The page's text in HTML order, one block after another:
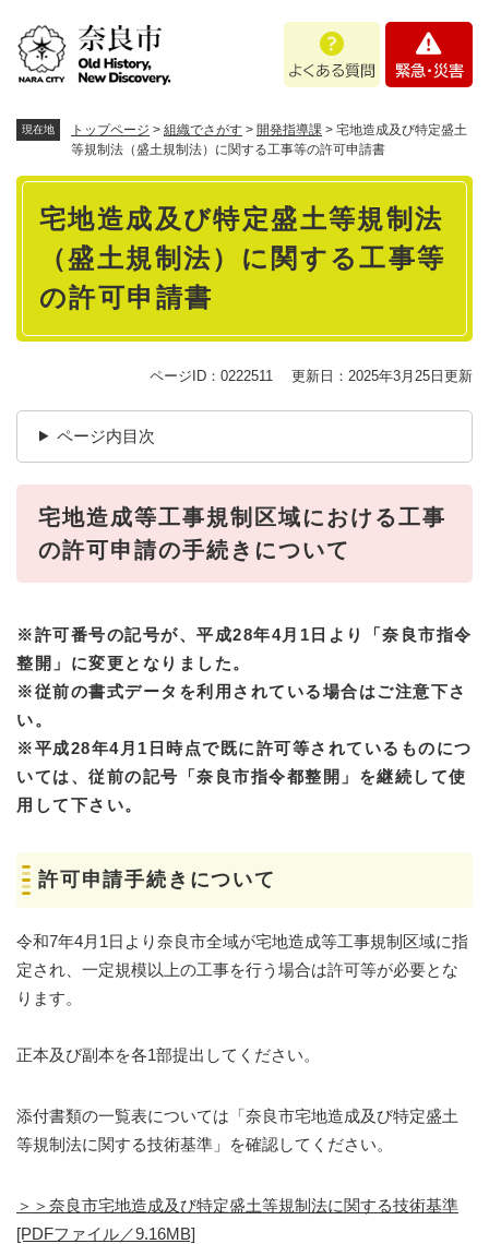
あ
問
・
現在地 トップページ > 組織でさがす > 開発指導課 > 宅地造成及び特定盛土
等規制法（盛土規制法）に関する工事等の許可申請書
本
宅地造成及び特定盛土等規制法
（盛土規制法）に関する工事等
の許可申請書
ページID：0222511 更新日：2025年3月25日更新
ページ内目次
宅地造成等工事規制区域における工事
の許可申請の手続きについて
※許可番号の記号が、平成28年4月1日より「奈良市指令
整開」に変更となりました。
※従前の書式データを利用されている場合はご注意下さ
い。
※平成28年4月1日時点で既に許可等されているものにつ
いては、従前の記号「奈良市指令都整開」を継続して使
用して下さい。
許可申請手続きについて
令和7年4月1日より奈良市全域が宅地造成等工事規制区域に指
定され、一定規模以上の工事を行う場合は許可等が必要とな
ります。
正本及び副本を各1部提出してください。
添付書類の一覧表については「奈良市宅地造成及び特定盛土
等規制法に関する技術基準」を確認してください。
＞＞奈良市宅地造成及び特定盛土等規制法に関する技術基準
[PDFファイル／9.16MB]